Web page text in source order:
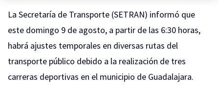
La Secretaría de Transporte (SETRAN) informó que
este domingo 9 de agosto, a partir de las 6:30 horas,
habrá ajustes temporales en diversas rutas del
transporte público debido a la realización de tres
carreras deportivas en el municipio de Guadalajara.